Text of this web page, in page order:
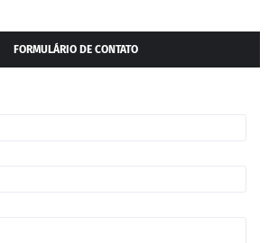
FORMULÁRIO DE CONTATO